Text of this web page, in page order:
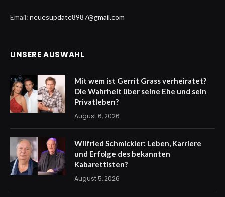
Email: neuesupdate8987@gmail.com
UNSERE AUSWAHL
Mit wem ist Gerrit Grass verheiratet?
Die Wahrheit über seine Ehe und sein
Privatleben?
August 6, 2026
Wilfried Schmickler: Leben, Karriere
und Erfolge des bekannten
Kabarettisten?
August 5, 2026